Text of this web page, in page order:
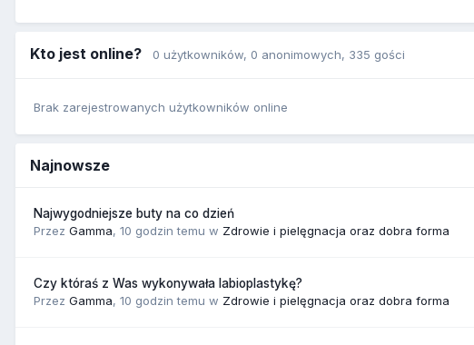
Kto jest online? 0 użytkowników, 0 anonimowych, 335 gości
Brak zarejestrowanych użytkowników online
Najnowsze
Najwygodniejsze buty na co dzień
Przez Gamma, 10 godzin temu w Zdrowie i pielęgnacja oraz dobra forma
Czy któraś z Was wykonywała labioplastykę?
Przez Gamma, 10 godzin temu w Zdrowie i pielęgnacja oraz dobra forma